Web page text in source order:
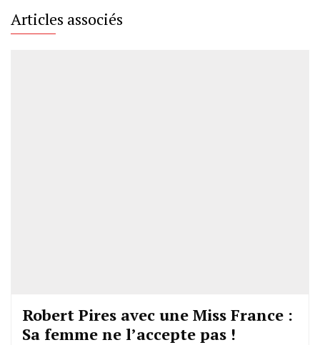
Articles associés
Robert Pires avec une Miss France :
Sa femme ne l’accepte pas !